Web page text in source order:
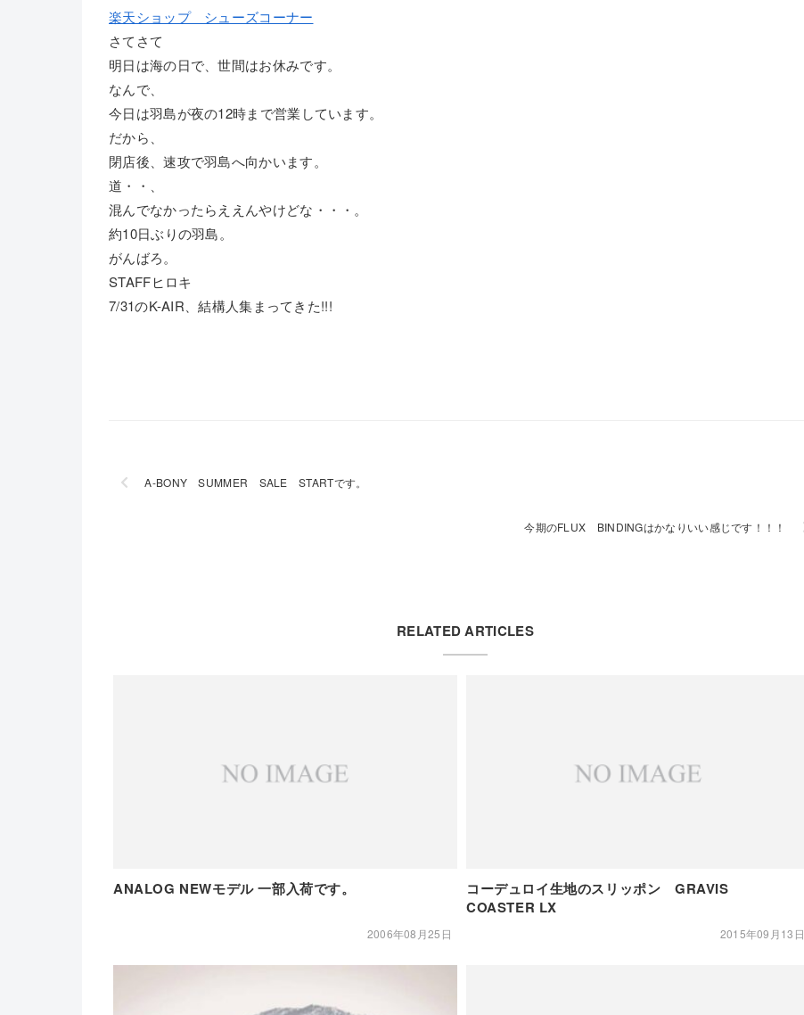
楽天ショップ シューズコーナー
さてさて
明日は海の日で、世間はお休みです。
なんで、
今日は羽島が夜の12時まで営業しています。
だから、
閉店後、速攻で羽島へ向かいます。
道・・、
混んでなかったらええんやけどな・・・。
約10日ぶりの羽島。
がんばろ。
STAFFヒロキ
7/31のK-AIR、結構人集まってきた!!!
A-BONY SUMMER SALE STARTです。
今期のFLUX BINDINGはかなりいい感じです！！！
RELATED ARTICLES
ANALOG NEWモデル 一部入荷です。
2006年08月25日
コーデュロイ生地のスリッポン GRAVIS
COASTER LX
2015年09月13日